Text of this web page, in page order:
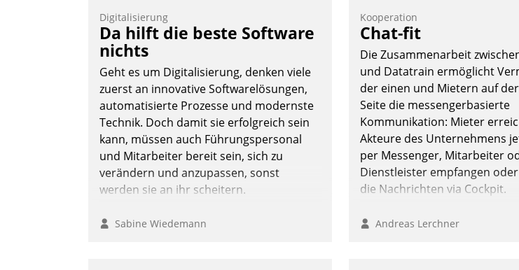
Kapitalanlage für künftige Aufgaben und
Herausforderungen gerüstet.
Nadja Hußmann
Digitalisierung
Da hilft die beste Software
nichts
Geht es um Digitalisierung, denken viele
zuerst an innovative Softwarelösungen,
automatisierte Prozesse und modernste
Technik. Doch damit sie erfolgreich sein
kann, müssen auch Führungspersonal
und Mitarbeiter bereit sein, sich zu
verändern und anzupassen, sonst
werden sie an ihr scheitern.
Sabine Wiedemann
Kooperation
Chat-fit
Die Zusammenarbeit
und Datatrain ermöglicht
der einen und Mietern auf
Seite die messengerbasierte
Kommunikation: Mieter
Akteure des Unternehmens
per Messenger, Mitarbeiter
Dienstleister empfangen
die Nachrichten via Cockpit.
Andreas Lerchner